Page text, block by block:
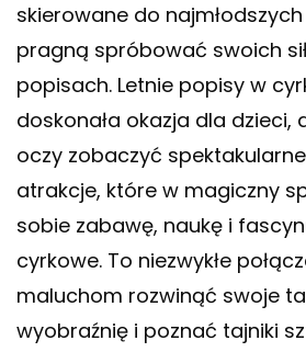
skierowane do
pragną spróbować swoich
popisach. Letnie popisy w
doskonała okazja dla dzieci,
oczy zobaczyć
atrakcje, które w magiczny
sobie zabawę, naukę i
cyrkowe. To niezwykłe
maluchom rozwinąć swoje
wyobraźnię i poznać tajniki